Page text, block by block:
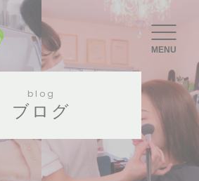
MENU
blog
ブログ